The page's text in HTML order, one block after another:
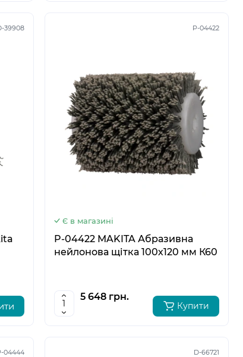
39908 P-04422
Є в магазині
P-04422 MAKITA Абразивна
нейлонова щітка 100х120 мм К60
5 648 грн.
Купити
04444 D-66721